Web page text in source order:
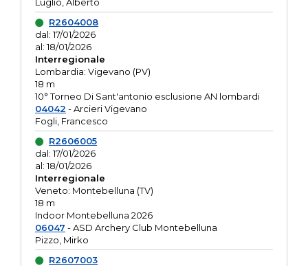
R2604008
dal: 17/01/2026
al: 18/01/2026
Interregionale
Lombardia: Vigevano (PV)
18 m
10° Torneo Di Sant'antonio esclusione AN lombardi
04042 - Arcieri Vigevano
Fogli, Francesco
R2606005
dal: 17/01/2026
al: 18/01/2026
Interregionale
Veneto: Montebelluna (TV)
18 m
Indoor Montebelluna 2026
06047 - ASD Archery Club Montebelluna
Pizzo, Mirko
R2607003